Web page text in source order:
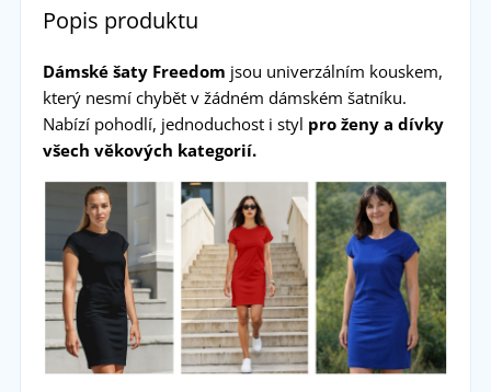
Popis produktu
Dámské šaty Freedom jsou univerzálním kouskem,
který nesmí chybět v žádném dámském šatníku.
Nabízí pohodlí, jednoduchost i styl pro ženy a dívky
všech věkových kategorií.